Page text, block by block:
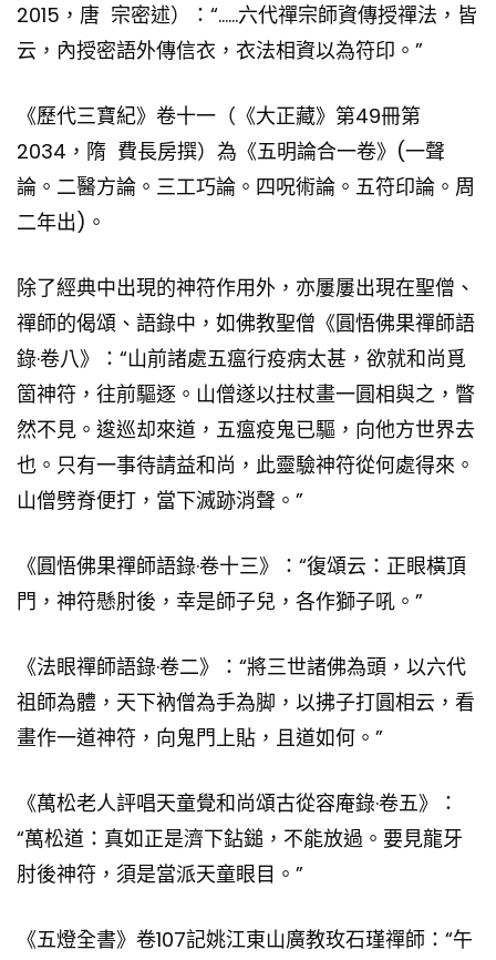
2015，唐 宗密述）：“……六代禪宗師資傳授禪法，皆
云，內授密語外傳信衣，衣法相資以為符印。”
《歷代三寶紀》卷十一（《大正藏》第49冊第
2034，隋 費長房撰）為《五明論合一卷》(一聲
論。二醫方論。三工巧論。四呪術論。五符印論。周
二年出)。
除了經典中出現的神符作用外，亦屢屢出現在聖僧、
禪師的偈頌、語錄中，如佛教聖僧 《圓悟佛果禪師語
錄·卷八》
：“山前諸處五瘟行疫病太甚，欲就和尚覓
箇神符，往前驅逐。山僧遂以拄杖畫一圓相與之，瞥
然不見。逡巡却來道，五瘟疫鬼已驅，向他方世界去
也。只有一事待請益和尚，此靈驗神符從何處得來。
山僧劈脊便打，當下滅跡消聲。”
《圓悟佛果禪師語錄·卷十三》：“復頌云：正眼橫頂
門，神符懸肘後，幸是師子兒，各作獅子吼。”
《法眼禪師語錄·卷二》：“將三世諸佛為頭，以六代
祖師為體，天下衲僧為手為脚，以拂子打圓相云，看
畫作一道神符，向鬼門上貼，且道如何。”
《萬松老人評唱天童覺和尚頌古從容庵錄·卷五》：
“萬松道：真如正是濟下鉆鎚，不能放過。要見龍牙
肘後神符，須是當派天童眼目。”
《五燈全書》卷107記姚江東山廣教玫石瑾禪師：“午